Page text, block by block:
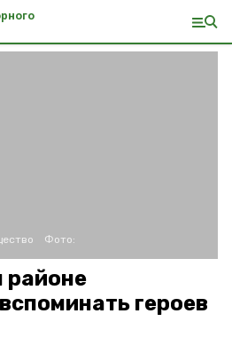
Фото:
районе
героев